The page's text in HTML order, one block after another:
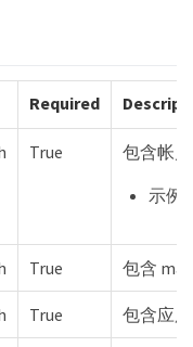
Required
True
包含帐
示例
True 包含
True 包含应